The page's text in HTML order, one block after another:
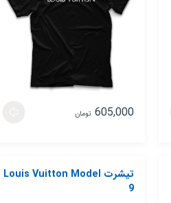
605,000 تومان
تیشرت Louis Vuitton Model
9